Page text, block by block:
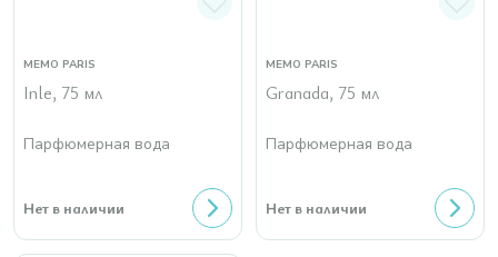
MEMO PARIS
Inle, 75 мл
Парфюмерная вода
Нет в наличии
MEMO PARIS
Granada, 75 мл
Парфюмерная вода
Нет в наличии